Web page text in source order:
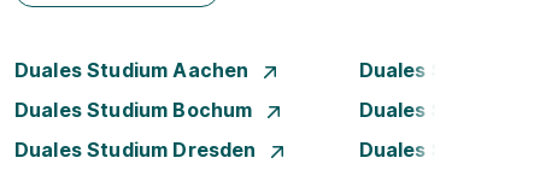
Duales Studium Aachen
Duales Studium
Duales Studium Bochum
Duales Studium
Duales Studium Dresden
Duales Studium